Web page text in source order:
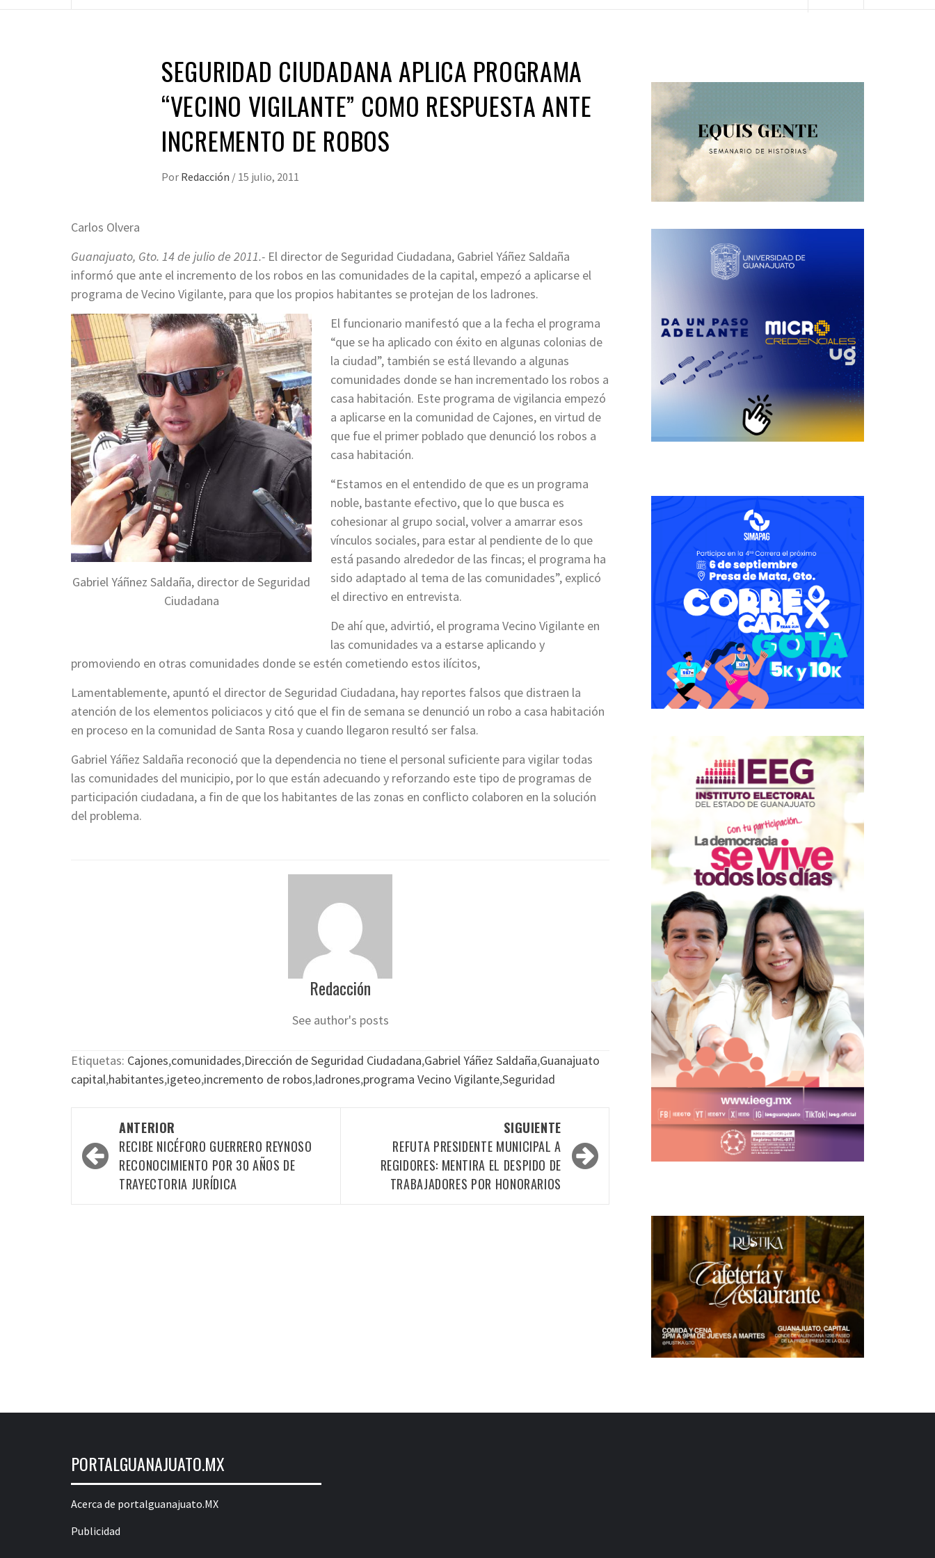
SEGURIDAD CIUDADANA APLICA PROGRAMA
“VECINO VIGILANTE” COMO RESPUESTA ANTE
INCREMENTO DE ROBOS
Por Redacción / 15 julio, 2011
Carlos Olvera
Guanajuato, Gto. 14 de julio de 2011.- El director de Seguridad Ciudadana, Gabriel Yáñez Saldaña
informó que ante el incremento de los robos en las comunidades de la capital, empezó a aplicarse el
programa de Vecino Vigilante, para que los propios habitantes se protejan de los ladrones.
Gabriel Yáñnez Saldaña, director de Seguridad
Ciudadana
El funcionario manifestó que a la fecha el programa
“que se ha aplicado con éxito en algunas colonias de
la ciudad”, también se está llevando a algunas
comunidades donde se han incrementado los robos a
casa habitación. Este programa de vigilancia empezó
a aplicarse en la comunidad de Cajones, en virtud de
que fue el primer poblado que denunció los robos a
casa habitación.
“Estamos en el entendido de que es un programa
noble, bastante efectivo, que lo que busca es
cohesionar al grupo social, volver a amarrar esos
vínculos sociales, para estar al pendiente de lo que
está pasando alrededor de las fincas; el programa ha
sido adaptado al tema de las comunidades”, explicó
el directivo en entrevista.
De ahí que, advirtió, el programa Vecino Vigilante en
las comunidades va a estarse aplicando y
promoviendo en otras comunidades donde se estén cometiendo estos ilícitos,
Lamentablemente, apuntó el director de Seguridad Ciudadana, hay reportes falsos que distraen la
atención de los elementos policiacos y citó que el fin de semana se denunció un robo a casa habitación
en proceso en la comunidad de Santa Rosa y cuando llegaron resultó ser falsa.
Gabriel Yáñez Saldaña reconoció que la dependencia no tiene el personal suficiente para vigilar todas
las comunidades del municipio, por lo que están adecuando y reforzando este tipo de programas de
participación ciudadana, a fin de que los habitantes de las zonas en conflicto colaboren en la solución
del problema.
Redacción
See author's posts
Etiquetas: Cajones,comunidades,Dirección de Seguridad Ciudadana,Gabriel Yáñez Saldaña,Guanajuato
capital,habitantes,igeteo,incremento de robos,ladrones,programa Vecino Vigilante,Seguridad
Navegación
por
las
entradas
ANTERIOR
RECIBE NICÉFORO GUERRERO REYNOSO
RECONOCIMIENTO POR 30 AÑOS DE
TRAYECTORIA JURÍDICA
SIGUIENTE
REFUTA PRESIDENTE MUNICIPAL A
REGIDORES: MENTIRA EL DESPIDO DE
TRABAJADORES POR HONORARIOS
PORTALGUANAJUATO.MX
Acerca de portalguanajuato.MX
Publicidad